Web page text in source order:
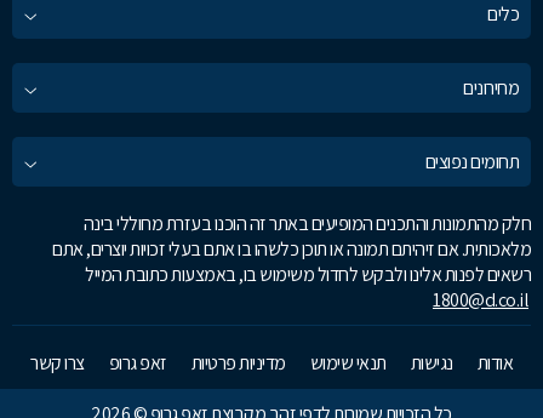
כלים
מחירונים
תחומים נפוצים
חלק מהתמונות והתכנים המופיעים באתר זה הוכנו בעזרת מחוללי בינה
מלאכותית. אם זיהיתם תמונה או תוכן כלשהו בו אתם בעלי זכויות יוצרים, אתם
רשאים לפנות אלינו ולבקש לחדול משימוש בו, באמצעות כתובת המייל
1800@d.co.il
אודות נגישות תנאי שימוש מדיניות פרטיות זאפ גרופ
צרו קשר